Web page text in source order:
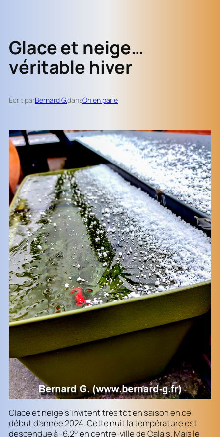
Glace et neige…
véritable hiver
Écrit parBernard G.dansOn en parle
Glace et neige s’invitent très tôt en saison en ce
début d’année 2024. Cette nuit la température est
descendue à -6,2° en centre-ville de Calais. Mais le